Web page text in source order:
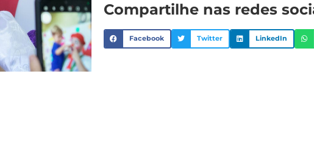
Compartilhe nas redes
Facebook Twitter LinkedIn